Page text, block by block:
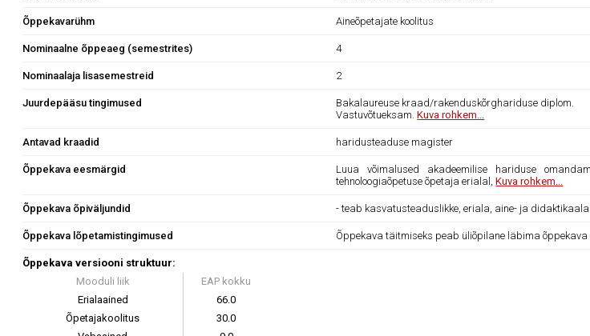
Õppekavarühm Aineõpetajate koolitus
Nominaalne õppeaeg (semestrites) 4
Nominaalaja lisasemestreid 2
Juurdepääsu tingimused
Bakalaureuse kraad/rakenduskõrghariduse diplom.
Vastuvõtueksam.Kuva rohkem...
Antavad kraadid haridusteaduse magister
Õppekava eesmärgid
Luua võimalused akadeemilise hariduse
tehnoloogiaõpetuse õpetaja erialal, Kuva rohkem...
Õppekava õpiväljundid - teab kasvatusteaduslikke, eriala, aine- ja
Õppekava lõpetamistingimused Õppekava täitmiseks peab üliõpilane läbima
Õppekava versiooni struktuur:
Mooduli liik
EAP kokku
Erialaained
66.0
Õpetajakoolitus
30.0